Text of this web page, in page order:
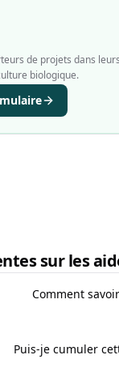
de projets dans leurs
biologique.
sur les
Comment
Puis-je cumuler